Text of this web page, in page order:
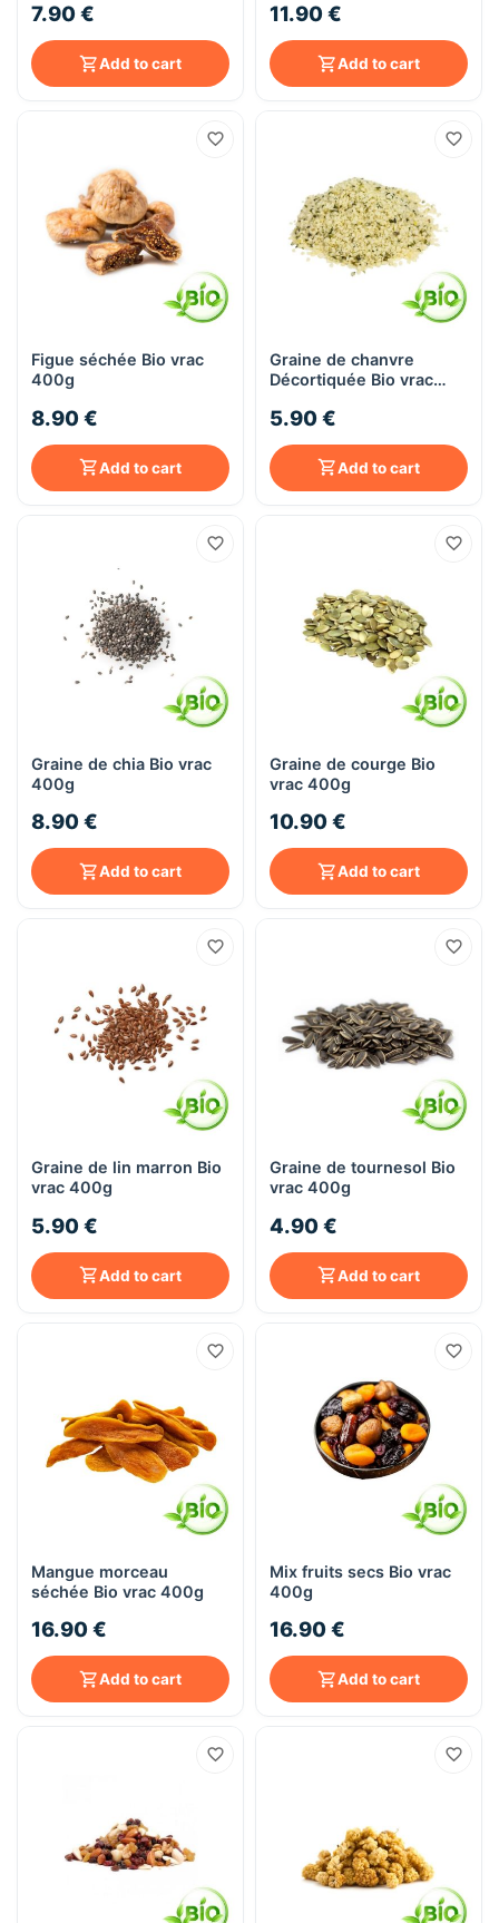
7.90 €
Add to cart
11.90 €
Add to cart
Figue séchée Bio vrac
400g
8.90 €
Add to cart
Graine de chanvre
Décortiquée Bio vrac
5.90 €
Add to cart
Graine de chia Bio vrac
400g
8.90 €
Add to cart
Graine de courge Bio
vrac 400g
10.90 €
Add to cart
Graine de lin marron Bio
vrac 400g
5.90 €
Add to cart
Graine de tournesol Bio
vrac 400g
4.90 €
Add to cart
Mangue morceau
séchée Bio vrac 400g
16.90 €
Add to cart
Mix fruits secs Bio vrac
400g
16.90 €
Add to cart